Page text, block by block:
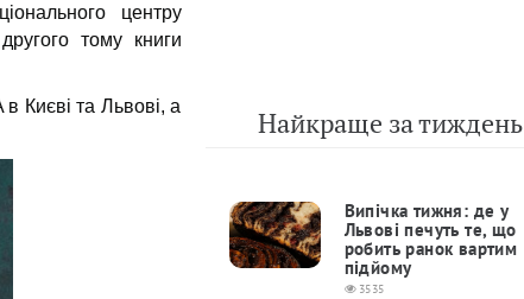
центру
тому книги
Києві та Львові, а
Найкраще за тиждень
Випічка тижня: де у
Львові печуть те, що
робить ранок вартим
підйому
3535